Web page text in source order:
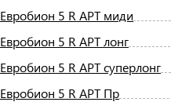
Евробион 5 R АРТ миди
Евробион 5 R АРТ лонг
Евробион 5 R АРТ суперлонг
Евробион 5 R АРТ Пр